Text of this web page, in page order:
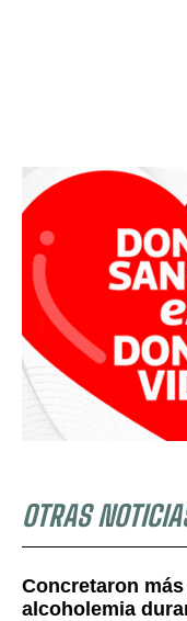
OTRAS
Concretaron
alcoholemia